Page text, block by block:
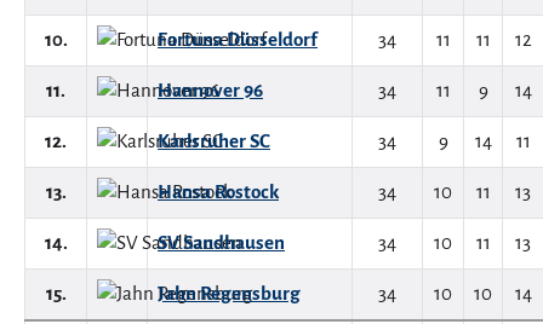
10. Fortuna Düsseldorf 34 11 11 12
11. Hannover 96 34 11 9 14
12. Karlsruher SC 34 9 14 11
13. Hansa Rostock 34 10 11 13
14. SV Sandhausen 34 10 11 13
15. Jahn Regensburg 34 10 10 14